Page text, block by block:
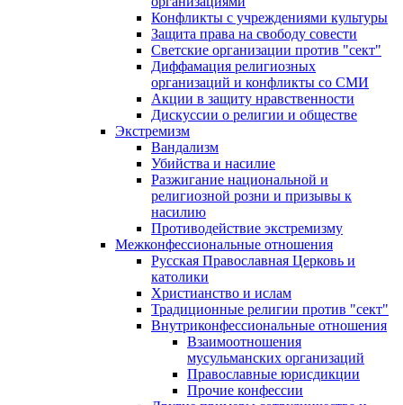
Конфликты с учреждениями культуры
Защита права на свободу совести
Светские организации против "сект"
Диффамация религиозных
организаций и конфликты со СМИ
Акции в защиту нравственности
Дискуссии о религии и обществе
Экстремизм
Вандализм
Убийства и насилие
Разжигание национальной и
религиозной розни и призывы к
насилию
Противодействие экстремизму
Межконфессиональные отношения
Русская Православная Церковь и
католики
Христианство и ислам
Традиционные религии против "сект"
Внутриконфессиональные отношения
Взаимоотношения
мусульманских организаций
Православные юрисдикции
Прочие конфессии